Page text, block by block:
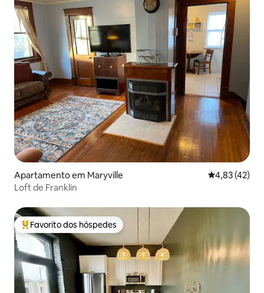
Apartamento em Maryville Classificação
4,83 (42)
Loft de Franklin
Favoritos dos hóspedes mais apreciados
Favorito dos hóspedes